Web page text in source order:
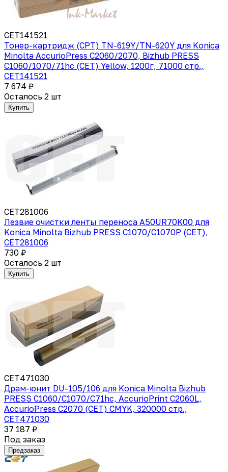
CET141521
Тонер-картридж (CPT) TN-619Y/TN-620Y для Konica
Minolta AccurioPress C2060/2070, Bizhub PRESS
C1060/1070/71hc (CET) Yellow, 1200г, 71000 стр.,
CET141521
7 674 ₽
Осталось 2 шт
Купить
CET281006
Лезвие очистки ленты переноса A50UR70K00 для
Konica Minolta Bizhub PRESS C1070/C1070P (CET),
CET281006
730 ₽
Осталось 2 шт
Купить
CET471030
Драм-юнит DU-105/106 для Konica Minolta Bizhub
PRESS C1060/C1070/C71hc, AccurioPrint C2060L,
AccurioPress C2070 (CET) CMYK, 320000 стр.,
CET471030
37 187 ₽
Под заказ
Предзаказ